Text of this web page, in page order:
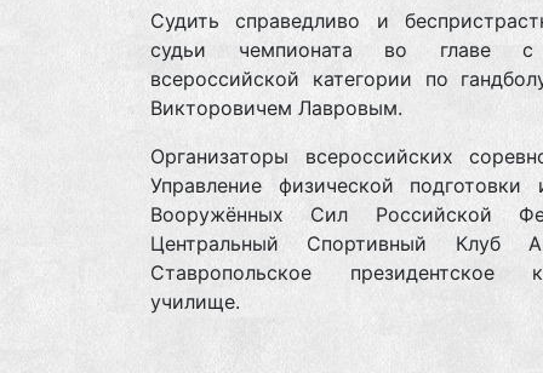
Судить справедливо и
судьи чемпионата во главе с
всероссийской категории по
Викторовичем Лавровым.
Организаторы всероссийских
Управление физической подготовки
Вооружённых Сил Российской
Центральный Спортивный Клуб
Ставропольское президентское
училище.